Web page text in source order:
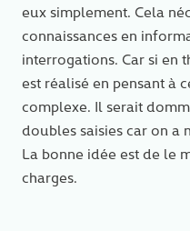
eux simplement. Cela
connaissances en
interrogations. Car si en
est réalisé en pensant à
complexe. Il serait
doubles saisies car on a
La bonne idée est de le
charges.